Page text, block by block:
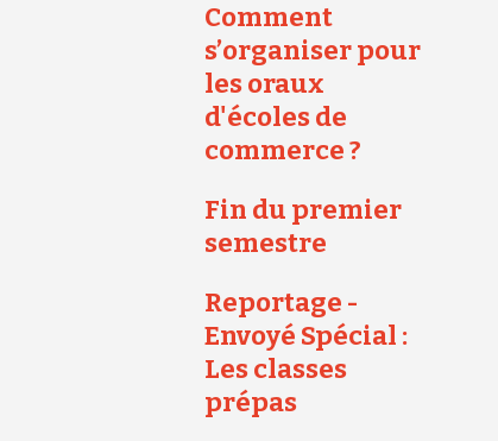
Comment
s’organiser pour
les oraux
d'écoles de
commerce ?
Fin du premier
semestre
Reportage -
Envoyé Spécial :
Les classes
prépas